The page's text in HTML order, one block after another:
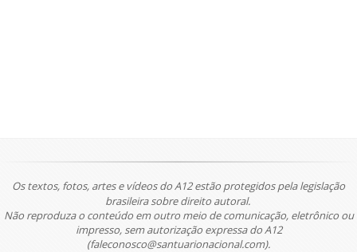
Os textos, fotos, artes e vídeos do A12 estão protegidos pela legislação
brasileira sobre direito autoral.
Não reproduza o conteúdo em outro meio de comunicação, eletrônico ou
impresso, sem autorização expressa do A12
(faleconosco@santuarionacional.com).